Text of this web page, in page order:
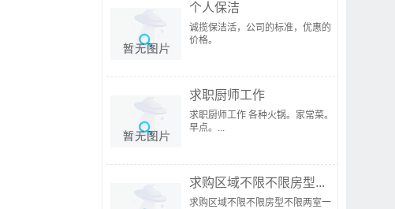
个人保洁
诚揽保洁活，公司的标准，优惠的
价格。
求职厨师工作
求职厨师工作 各种火锅。家常菜。
早点。...
求购区域不限不限房型...
求购区域不限不限房型不限两室一